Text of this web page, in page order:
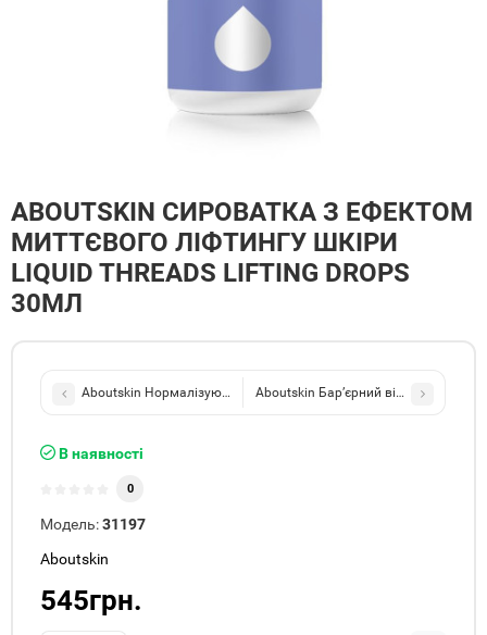
ABOUTSKIN СИРОВАТКА З ЕФЕКТОМ
МИТТЄВОГО ЛІФТИНГУ ШКІРИ
LIQUID THREADS LIFTING DROPS
30МЛ
Aboutskin Нормалізуючий вазопротекторний крем Capillarys
Aboutskin Бар’єрний відновлюючий
В наявності
0
Модель:31197
Aboutskin
545грн.